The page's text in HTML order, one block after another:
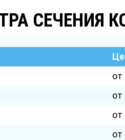
СЕЧЕНИЯ
от
от
от
от